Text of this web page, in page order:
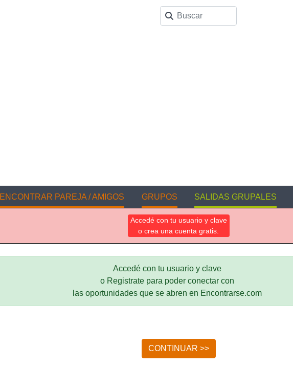
ENCONTRAR PAREJA / AMIGOS GRUPOS SALIDAS GRUPALES
Accedé con tu usuario y clave
o crea una cuenta gratis.
Accedé con tu usuario y clave
o Registrate para poder conectar con
las oportunidades que se abren en Encontrarse.com
CONTINUAR >>